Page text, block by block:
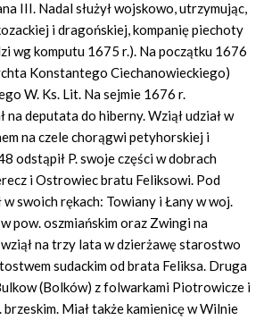
III. Nadal służył wojskowo, utrzymując,
i dragońskiej, kompanię piechoty
wg komputu 1675 r.). Na początku 1676
Konstantego Ciechanowieckiego)
W. Ks. Lit. Na sejmie 1676 r.
na deputata do hiberny. Wziął udział w
na czele chorągwi petyhorskiej i
odstąpił P. swoje części w dobrach
i Ostrowiec bratu Feliksowi. Pod
w swoich rękach: Towiany i Łany w woj.
pow. oszmiańskim oraz Zwingi na
na trzy lata w dzierżawę starostwo
sudackim od brata Feliksa. Druga
(Bolków) z folwarkami Piotrowicze i
Miał także kamienicę w Wilnie